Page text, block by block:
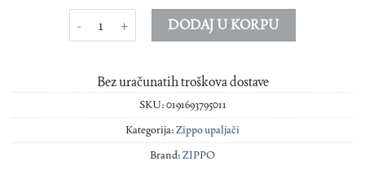
ZIPPO upaljač Skulls on Skulls 46937 količina
DODAJ U KORPU
Bez uračunatih troškova dostave
SKU:0191693795011
Kategorija:Zippo upaljači
Brand:ZIPPO